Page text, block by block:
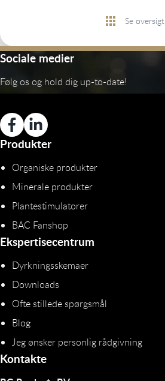
Se oversigt
Sociale medier
Følg os og hold dig up-to-date!
Produkter
Organiske produkter
Minerale produkter
Plantestimulatorer
BAC Fanshop
Ekspertisecentrum
Dyrkningsskemaer
Downloads
Ofte stillede spørgsmål
Blog
Jeg ønsker personlig rådgivning
Kontakte